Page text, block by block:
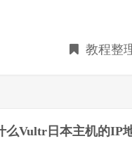
教程整
么Vultr日本主机的IP